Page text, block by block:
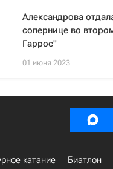
Александрова
сопернице во
Гаррос"
01 июня 2023
катание Биатлон